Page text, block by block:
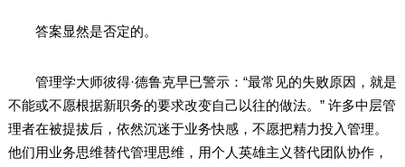
答案显然是否定的。
管理学大师彼得·德鲁克早已警示：“最常见的失败原因，就是
不能或不愿根据新职务的要求改变自己以往的做法。” 许多中层管
理者在被提拔后，依然沉迷于业务快感，不愿把精力投入管理。
他们用业务思维替代管理思维，用个人英雄主义替代团队协作，